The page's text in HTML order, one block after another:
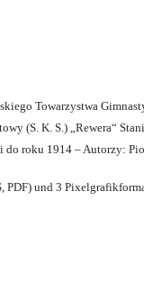
Towarzystwa
(S. K. S.) „Rewera“
roku 1914 – Autorzy:
und 3